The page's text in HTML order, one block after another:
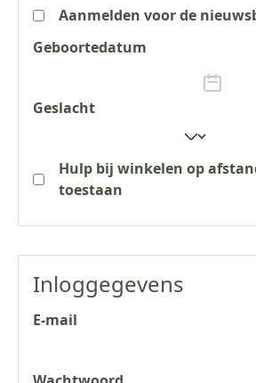
Aanmelden voor de
Geboortedatum
Geslacht
Hulp bij winkelen op
toestaan
Inloggegevens
E-mail